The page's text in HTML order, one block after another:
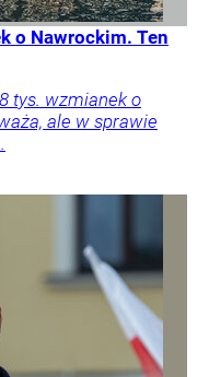
o Nawrockim. Ten
tys. wzmianek o
ale w sprawie